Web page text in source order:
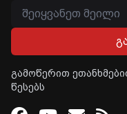
გამოწერით
წესებს